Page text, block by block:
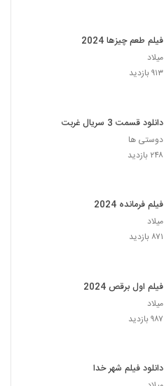
فیلم طعم چیزها 2024
میلاد
۹۱۳ بازدید
دانلود قسمت 3 سریال غربت
دوستی ها
۲۴۸ بازدید
فیلم فرمانده 2024
میلاد
۸۷۱ بازدید
فیلم اول برقص 2024
میلاد
۹۸۷ بازدید
دانلود فیلم شهر خدا